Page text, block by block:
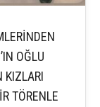
OĞLU
KIZLARI
TÖRENLE